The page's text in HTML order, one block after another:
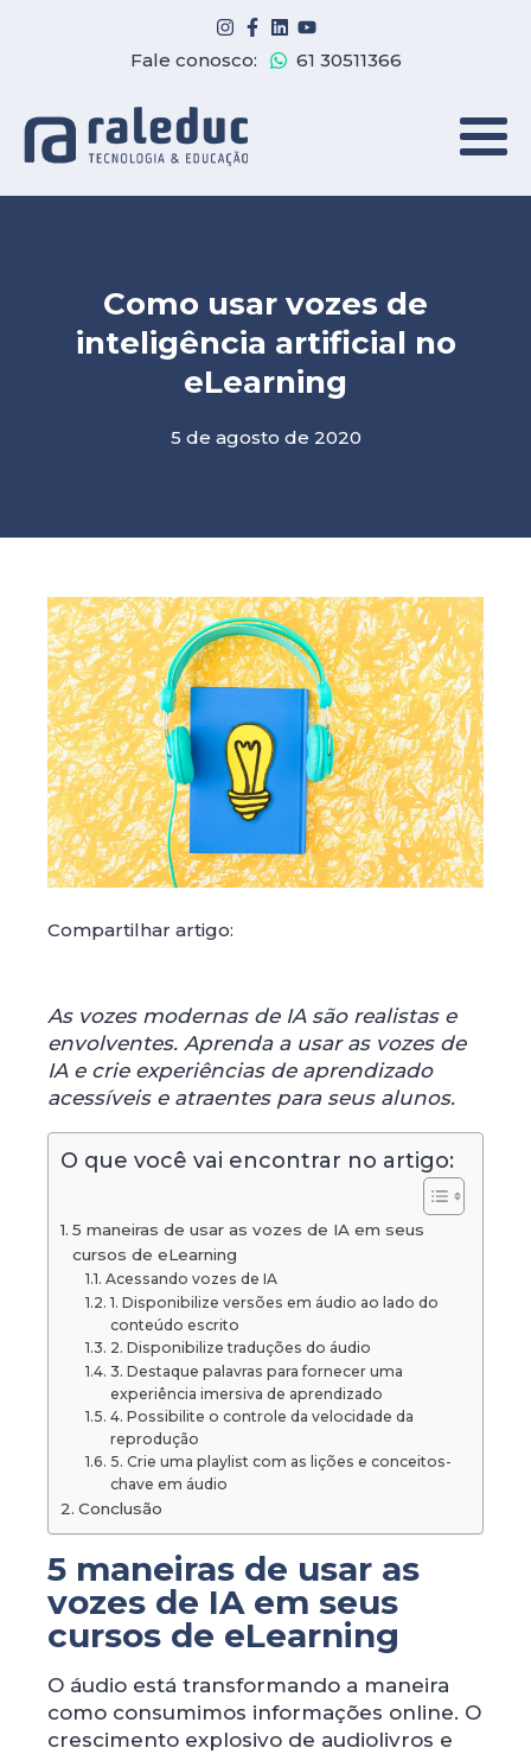
Fale conosco: 61 30511366
Como usar vozes de
inteligência artificial no
eLearning
5 de agosto de 2020
Compartilhar artigo:
As vozes modernas de IA são realistas e
envolventes. Aprenda a usar as vozes de
IA e crie experiências de aprendizado
acessíveis e atraentes para seus alunos.
O que você vai encontrar no artigo:
5 maneiras de usar as vozes de IA ​​em seus
cursos de eLearning
Acessando vozes de IA
1. Disponibilize versões em áudio ao lado do
conteúdo escrito
2. Disponibilize traduções do áudio
3. Destaque palavras para fornecer uma
experiência imersiva de aprendizado
4. Possibilite o controle da velocidade da
reprodução
5. Crie uma playlist com as lições e conceitos-
chave em áudio
Conclusão
5 maneiras de usar as
vozes de IA ​​em seus
cursos de eLearning
O áudio está transformando a maneira
como consumimos informações online. O
crescimento explosivo de audiolivros e